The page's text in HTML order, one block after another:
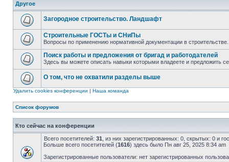
Другое
Загородное строительство. Ландшафт
Строительные ГОСТы и СНиПы
Вопросы по применению нормативной документации в строительстве.
Поиск работы и предложения от бригад и работодателей
Здесь вы можете описать навыки которыми владеете и предложить
О том, что не охватили разделы выше
Удалить cookies конференции | Наша команда
Список форумов
Кто сейчас на конференции
Всего посетителей: 31 , из них зарегистрированных: 0, скрытых: 0 и
Больше всего посетителей (1616) здесь было Пн авг 25, 2025 8:34 am
Зарегистрированные пользователи: нет зарегистрированных